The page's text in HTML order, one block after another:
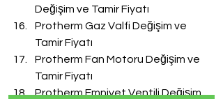
Değişim ve Tamir Fiyatı
Protherm Gaz Valfi Değişim ve
Tamir Fiyatı
Protherm Fan Motoru Değişim ve
Tamir Fiyatı
Protherm Emniyet Ventili Değişim